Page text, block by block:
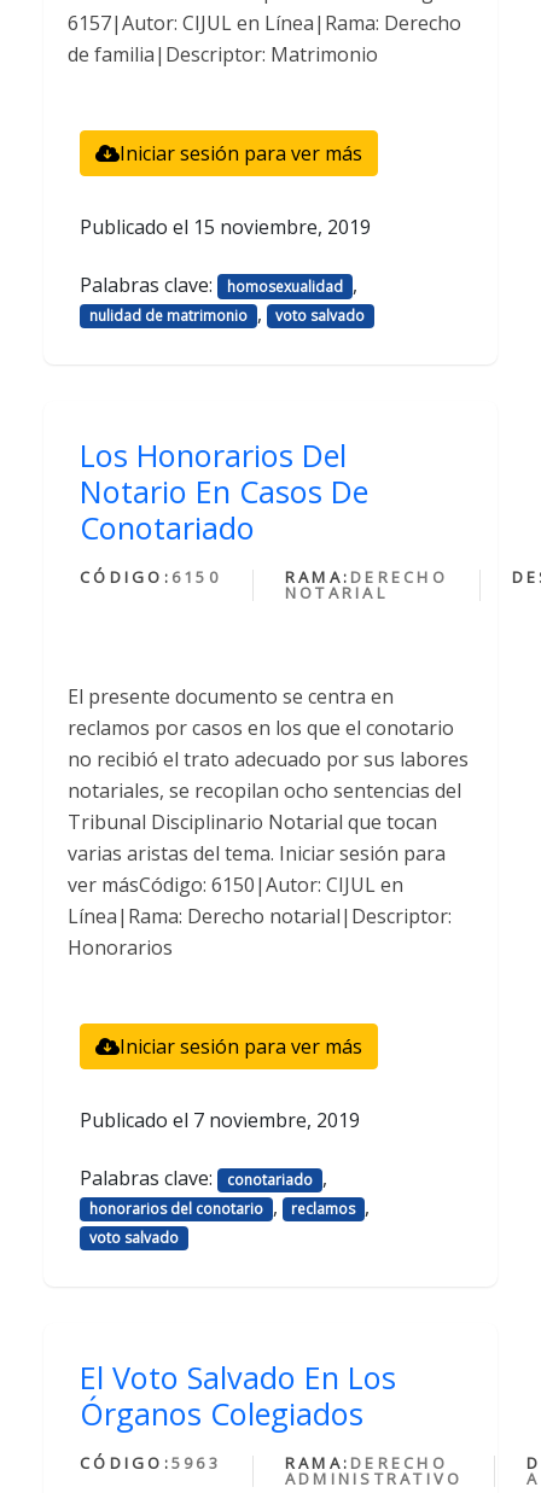
6157|Autor: CIJUL en Línea|Rama: Derecho
de familia|Descriptor: Matrimonio
Iniciar sesión para ver más
Publicado el 15 noviembre, 2019
Palabras clave: homosexualidad ,
nulidad de matrimonio , voto salvado
Los Honorarios Del
Notario En Casos De
Conotariado
CÓDIGO: 6150 RAMA: DERECHO
NOTARIAL
El presente documento se centra en
reclamos por casos en los que el conotario
no recibió el trato adecuado por sus labores
notariales, se recopilan ocho sentencias del
Tribunal Disciplinario Notarial que tocan
varias aristas del tema. Iniciar sesión para
ver másCódigo: 6150|Autor: CIJUL en
Línea|Rama: Derecho notarial|Descriptor:
Honorarios
Iniciar sesión para ver más
Publicado el 7 noviembre, 2019
Palabras clave: conotariado ,
honorarios del conotario , reclamos ,
voto salvado
El Voto Salvado En Los
Órganos Colegiados
CÓDIGO:5963 RAMA: DERECHO
ADMINISTRATIVO